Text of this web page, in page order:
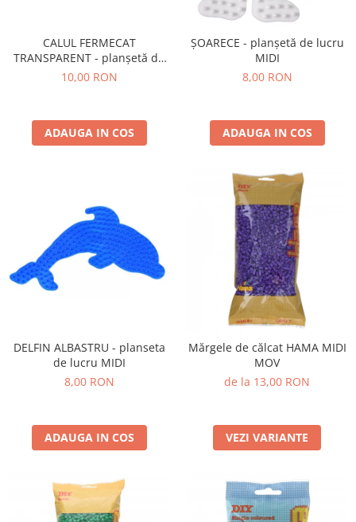
CALUL FERMECAT
TRANSPARENT - planșetă de
lucru MIDI
10,00 RON
ADAUGA IN COS
ȘOARECE - planșetă de lucru
MIDI
8,00 RON
ADAUGA IN COS
DELFIN ALBASTRU - planseta
de lucru MIDI
8,00 RON
ADAUGA IN COS
Mărgele de călcat HAMA MIDI
MOV
de la 13,00 RON
VEZI VARIANTE